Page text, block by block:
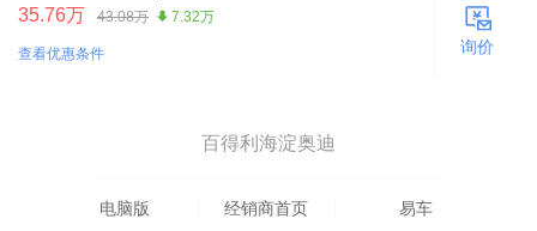
35.76万
43.08万 7.32万
查看优惠条件 询价
百得利海淀奥迪
电脑版 经销商首页 易车